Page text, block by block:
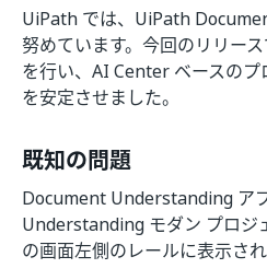
UiPath では、UiPath
努めています。今回のリリー
を行い、AI Center ベースの
を安定させました。
既知の問題
Document Understanding ア
Understanding モダン プロジ
の画面左側のレールに表示さ